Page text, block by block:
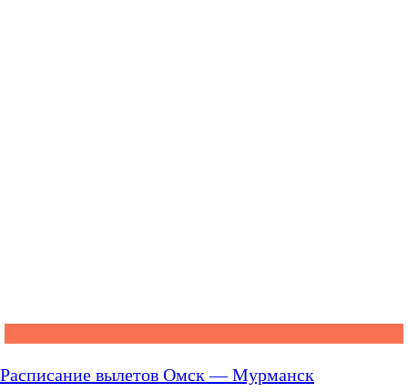
Расписание вылетов Омск — Мурманск